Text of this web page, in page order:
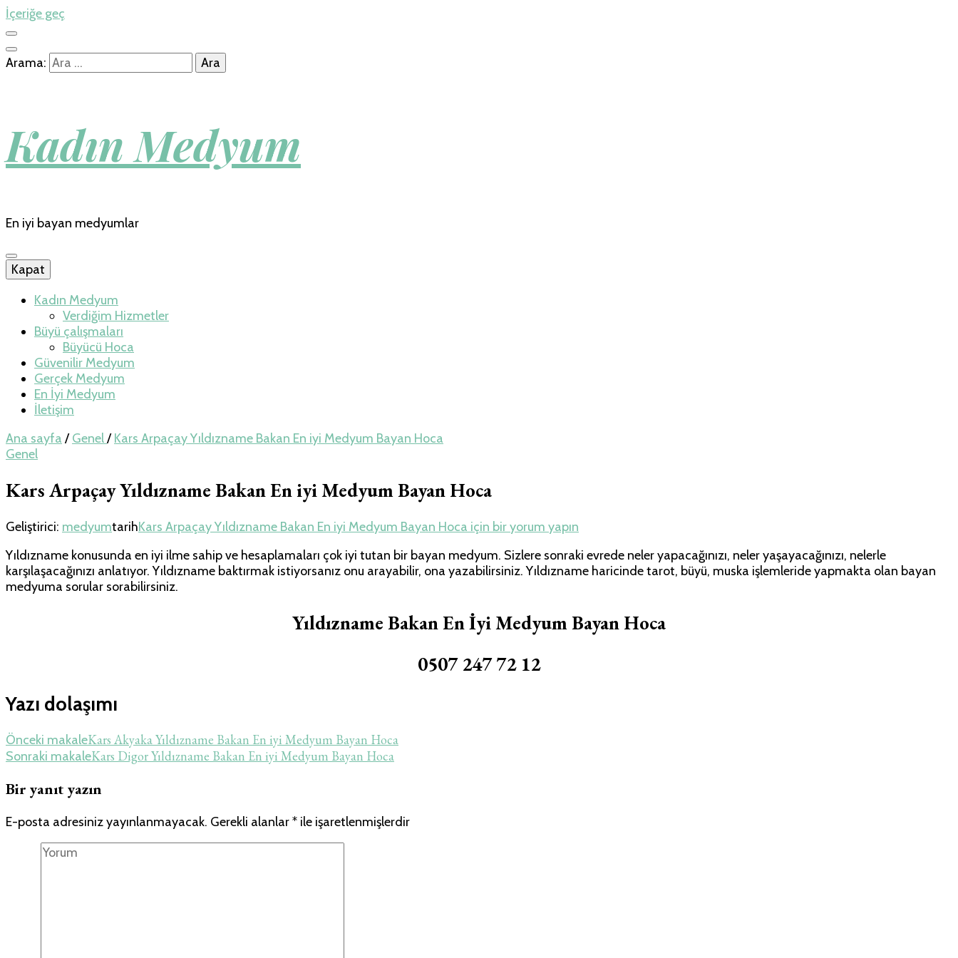
İçeriğe geç
Arama:
Kadın Medyum
En iyi bayan medyumlar
Kapat
Kadın Medyum
Verdiğim Hizmetler
Büyü çalışmaları
Büyücü Hoca
Güvenilir Medyum
Gerçek Medyum
En İyi Medyum
İletişim
Ana sayfa / Genel/ Kars Arpaçay Yıldızname Bakan En iyi Medyum Bayan Hoca
Genel
Kars Arpaçay Yıldızname Bakan En iyi Medyum Bayan Hoca
Geliştirici: medyumtarihKars Arpaçay Yıldızname Bakan En iyi Medyum Bayan Hoca için bir yorum yapın
Yıldızname konusunda en iyi ilme sahip ve hesaplamaları çok iyi tutan bir bayan medyum. Sizlere sonraki evrede neler yapacağınızı, neler yaşayacağınızı, nelerle
karşılaşacağınızı anlatıyor. Yıldızname baktırmak istiyorsanız onu arayabilir, ona yazabilirsiniz. Yıldızname haricinde tarot, büyü, muska işlemleride yapmakta olan bayan
medyuma sorular sorabilirsiniz.
Yıldızname Bakan En İyi Medyum Bayan Hoca
0507 247 72 12
Yazı dolaşımı
Önceki makaleKars Akyaka Yıldızname Bakan En iyi Medyum Bayan Hoca
Sonraki makaleKars Digor Yıldızname Bakan En iyi Medyum Bayan Hoca
Bir yanıt yazın
E-posta adresiniz yayınlanmayacak. Gerekli alanlar* ile işaretlenmişlerdir